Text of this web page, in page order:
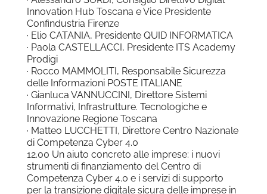
Innovation Hub Toscana e Vice Presidente
Confindustria Firenze
· Elio CATANIA, Presidente QUID INFORMATICA
· Paola CASTELLACCI, Presidente ITS Academy
Prodigi
· Rocco MAMMOLITI, Responsabile Sicurezza
delle Informazioni POSTE ITALIANE
· Gianluca VANNUCCINI, Direttore Sistemi
Informativi, Infrastrutture. Tecnologiche e
Innovazione Regione Toscana
· Matteo LUCCHETTI, Direttore Centro Nazionale
di Competenza Cyber 4.0
12.00 Un aiuto concreto alle imprese: i nuovi
strumenti di finanziamento del Centro di
Competenza Cyber 4.0 e i servizi di supporto
per la transizione digitale sicura delle imprese in